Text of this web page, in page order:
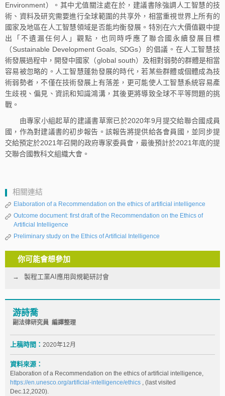
Environment）。其中尤值關注處在於，建議書除強調人工智慧的技
術、資料及研究需要進行全球範圍的共享外，相當重視世界上所有的
國家及地區在人工智慧領域是否能均衡發展。特別在六大價值觀中提
出「不遺漏任何人」觀點，也同時呼應了聯合國永續發展目標
（Sustainable Development Goals, SDGs）的倡議。在人工智慧技
術發展過程中，開發中國家（global south）及相對弱勢的群體是相當
容易被忽略的。人工智慧蓬勃發展的時代，若某些群體或個體成為技
術弱勢者，不僅在技術發展上有落差，更可能使人工智慧系統容易產
生歧視、偏見、資訊和知識鴻溝，其後更將導致全球不平等問題的挑
戰。
由專家小組起草的建議書草案已於2020年9月提交給聯合國成員
國，作為對建議書的初步報告。該報告將提供給各會員國，並同步提
交給預定於2021年召開的政府專家委員會，最後預計於2021年底的提
交聯合國教科文組織大會。
相關連結
Elaboration of a Recommendation on the ethics of artificial intelligence
Outcome document: first draft of the Recommendation on the Ethics of
Artificial Intelligence
Preliminary study on the Ethics of Artificial Intelligence
你可能會想參加
製程工業AI應用與規範研討會
游詩喬
副法律研究員 編譯整理
上稿時間： 2020年12月
資料來源：
Elaboration of a Recommendation on the ethics of artificial intelligence,
https://en.unesco.org/artificial-intelligence/ethics , (last visited
Dec.12,2020).